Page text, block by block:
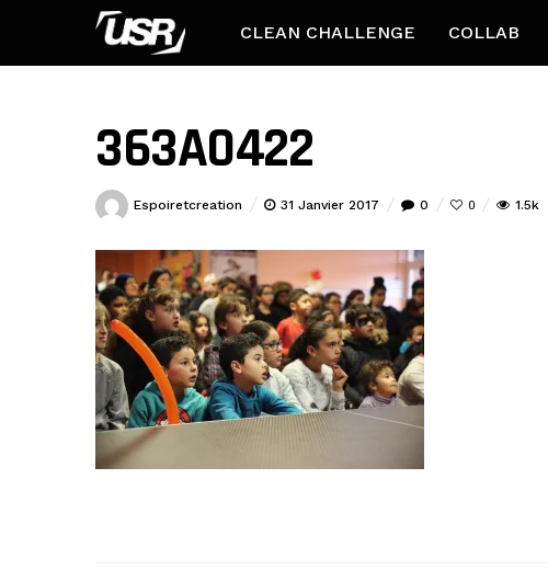
CLEAN CHALLENGE COLLAB
363A0422
Espoiretcreation 31 Janvier 2017 0 0 1.5k